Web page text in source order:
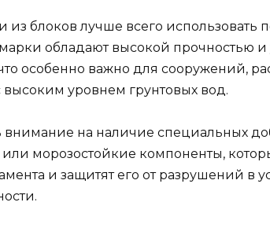
из блоков лучше всего использовать
обладают высокой прочностью и
особенно важно для сооружений,
уровнем грунтовых вод.
внимание на наличие специальных
морозостойкие компоненты,
и защитят его от разрушений в